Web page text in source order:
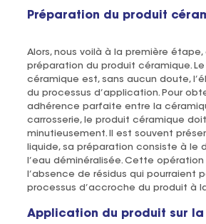
Préparation du produit
Alors, nous voilà à la première
préparation du produit céramique.
céramique est, sans aucun doute,
du processus d’application. Pour
adhérence parfaite entre la
carrosserie, le produit céramique
minutieusement. Il est souvent
liquide, sa préparation consiste à le
l’eau déminéralisée. Cette
l’absence de résidus qui pourraient
processus d’accroche du produit à
Application du produit sur